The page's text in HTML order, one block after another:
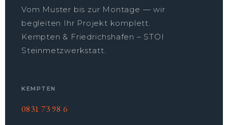
Vom Muster bis zur Montage — wir
begleiten Ihr Projekt komplett.
Kempten & Friedrichshafen – STOI
Steinmetzwerkstatt.
KEMPTEN
0831 73 98 6